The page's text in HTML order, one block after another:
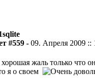
#559 - 09. Апреля 2009 ::
жаль только что
я о своем